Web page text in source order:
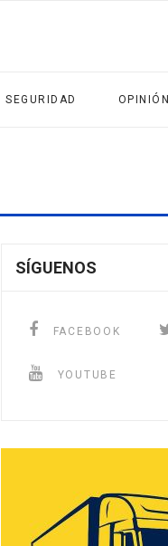
SEGURIDAD OPINIÓN
SÍGUENOS
FACEBOOK
YOUTUBE